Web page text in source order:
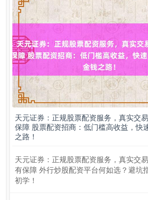
天元证券：正规股票配资服务，真实交
保障 股票配资招商：低门槛高收益，快
之路！
天元证券：正规股票配资服务，真实交
有保障 外行炒股配资平台何如选？避坑
初学！